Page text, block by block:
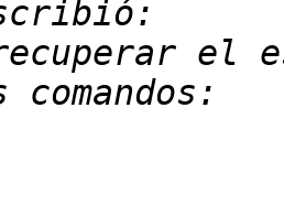
el